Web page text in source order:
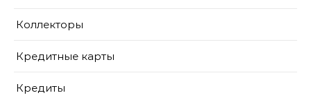
Коллекторы
Кредитные карты
Кредиты